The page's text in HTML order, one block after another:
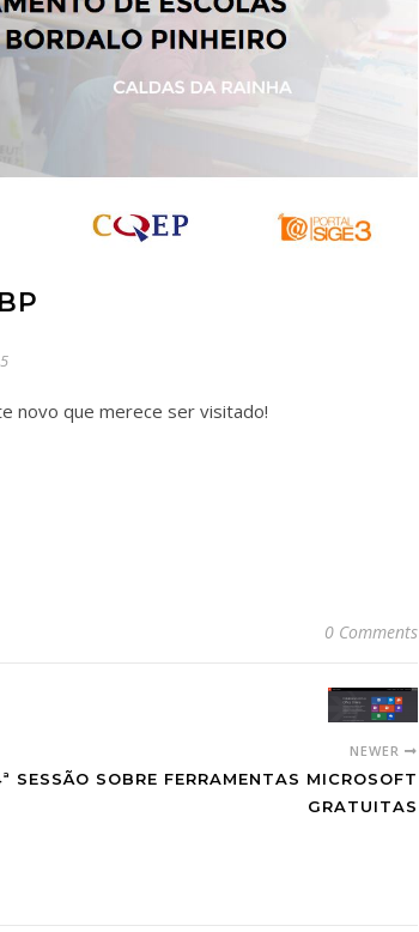
novo que merece ser visitado!
0 Comments
NEWER
SESSÃO SOBRE FERRAMENTAS MICROSOFT
GRATUITAS